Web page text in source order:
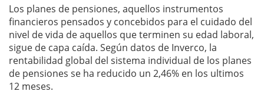
Los planes de pensiones, aquellos instrumentos
financieros pensados y concebidos para el cuidado del
nivel de vida de aquellos que terminen su edad laboral,
sigue de capa caída. Según datos de Inverco, la
rentabilidad global del sistema individual de los planes
de pensiones se ha reducido un 2,46% en los ultimos
12 meses.